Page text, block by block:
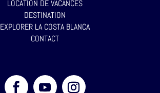
LOCATION DE VACANCES
DESTINATION
EXPLORER LA COSTA BLANCA
CONTACT